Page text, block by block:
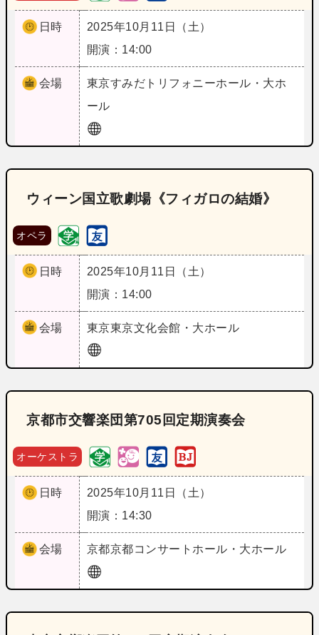
日時
2025年10月11日（土）
開演：14:00
会場 東京すみだトリフォニーホール・大ホ
ール
ウィーン国立歌劇場《フィガロの結婚》
オペラ
日時
2025年10月11日（土）
開演：14:00
会場 東京東京文化会館・大ホール
京都市交響楽団第705回定期演奏会
オーケストラ
日時
2025年10月11日（土）
開演：14:30
会場 京都京都コンサートホール・大ホール